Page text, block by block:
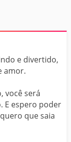
e divertido,
amor.
você será
E espero poder
que saia